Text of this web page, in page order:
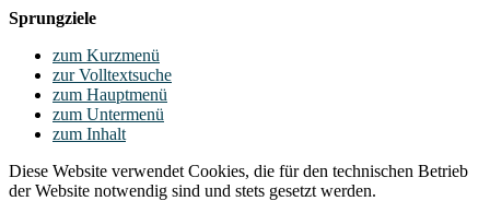
Sprungziele
zum Kurzmenü
zur Volltextsuche
zum Hauptmenü
zum Untermenü
zum Inhalt
Diese Website verwendet Cookies, die für den technischen Betrieb
der Website notwendig sind und stets gesetzt werden.